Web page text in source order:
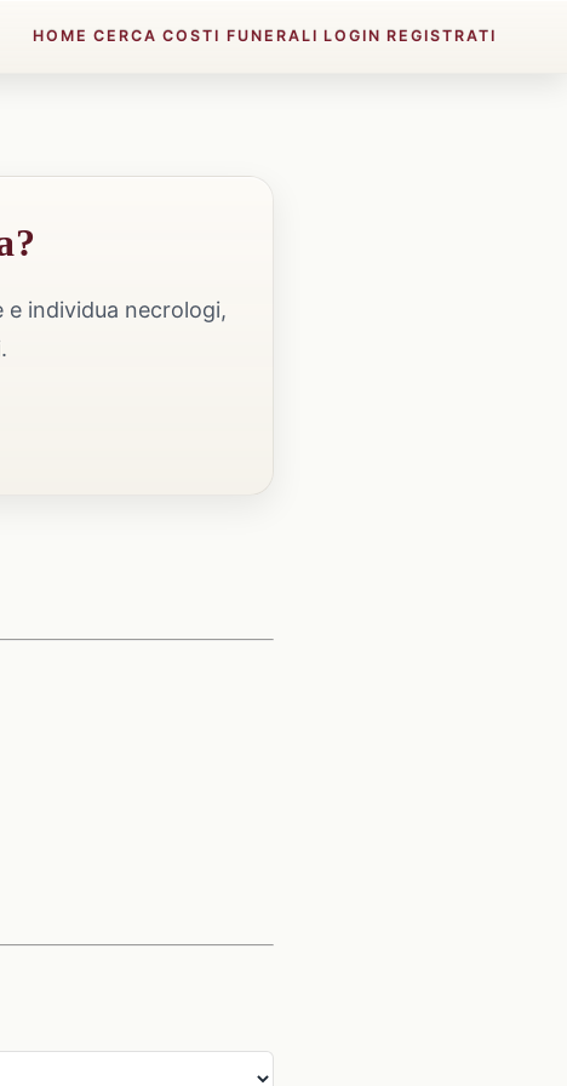
HOME CERCA COSTI FUNERALI LOGIN REGISTRATI
individua necrologi,